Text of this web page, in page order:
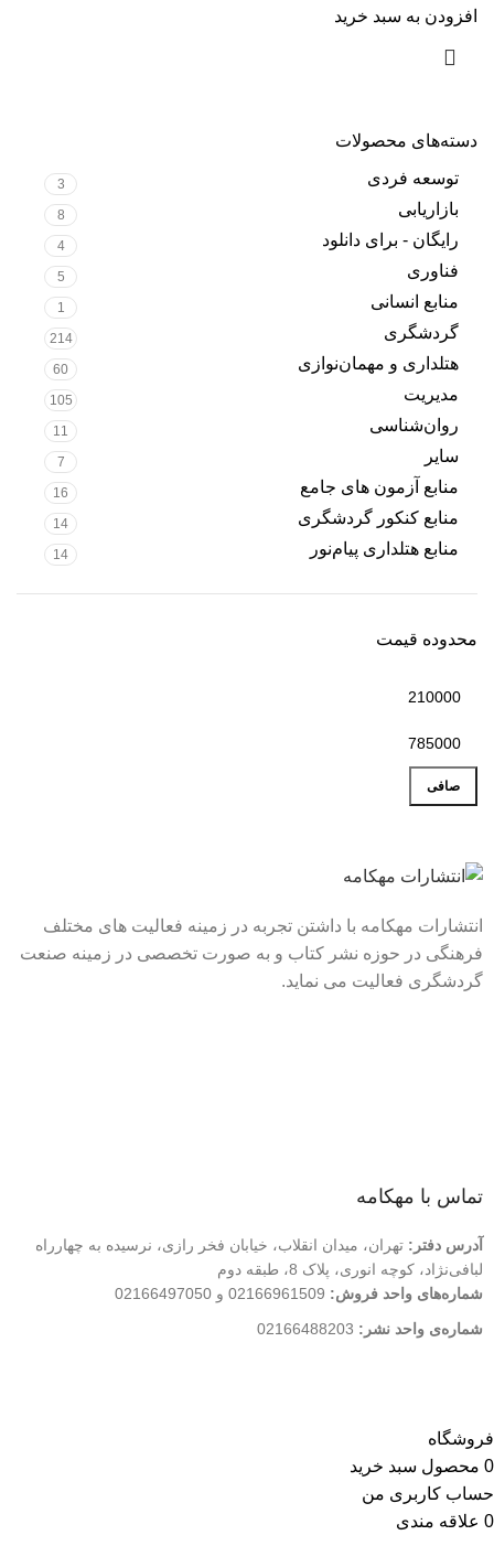
دسته‌های محصولات
توسعه فردی
3
بازاریابی 8
رایگان - برای دانلود 4
فناوری 5
منابع انسانی 1
گردشگری 214
هتلداری و مهمان‌نوازی 60
مدیریت 105
روان‌شناسی 11
سایر 7
منابع آزمون های جامع 16
منابع کنکور گردشگری 14
منابع هتلداری پیام‌نور 14
محدوده قیمت
صافی
افزودن به سبد خرید
انتشارات مهکامه با داشتن تجربه در زمینه فعالیت های مختلف
فرهنگی در حوزه نشر کتاب و به صورت تخصصی در زمینه صنعت
گردشگری فعالیت می نماید.
تماس با مهکامه
آدرس دفتر: تهران، میدان انقلاب، خیابان فخر رازی، نرسیده به چهارراه
لبافی‌نژاد، کوچه انوری، پلاک 8، طبقه دوم
شماره‌های واحد فروش: 02166961509 و 02166497050
شماره‌‌ی واحد نشر:
فروشگاه
0 محصول سبد خرید
حساب کاربری من
0 علاقه مندی